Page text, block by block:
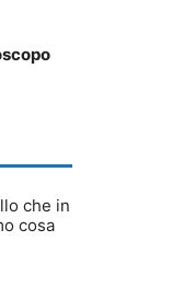
che in
cosa